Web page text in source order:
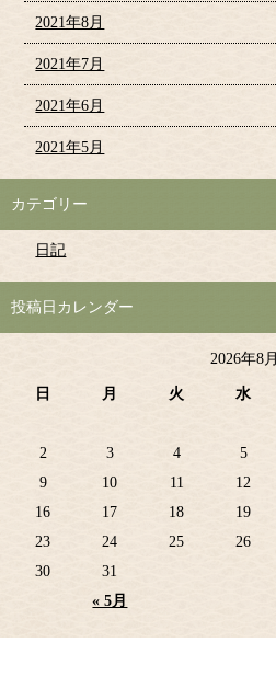
2021年8月
2021年7月
2021年6月
2021年5月
カテゴリー
日記
投稿日カレンダー
2026年8月
日 月 火 水
« 5月
2
3 4 5
9
10 11 12
16
17 18 19
23
24 25 26
30
31